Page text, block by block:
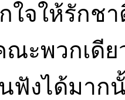
ใจให้รักช
ะพวกเดี
ฟังได้มาก